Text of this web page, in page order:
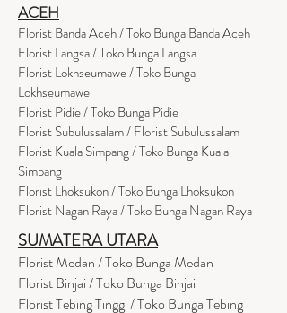
ACEH
Florist Banda Aceh / Toko Bunga Banda Aceh
Florist Langsa / Toko Bunga Langsa
Florist Lokhseumawe / Toko Bunga
Lokhseumawe
Florist Pidie / Toko Bunga Pidie
Florist Subulussalam / Florist Subulussalam
Florist Kuala Simpang / Toko Bunga Kuala
Simpang
Florist Lhoksukon / Toko Bunga Lhoksukon
Florist Nagan Raya / Toko Bunga Nagan Raya
SUMATERA UTARA
Florist Medan / Toko Bunga Medan
Florist Binjai / Toko Bunga Binjai
Florist Tebing Tinggi / Toko Bunga Tebing